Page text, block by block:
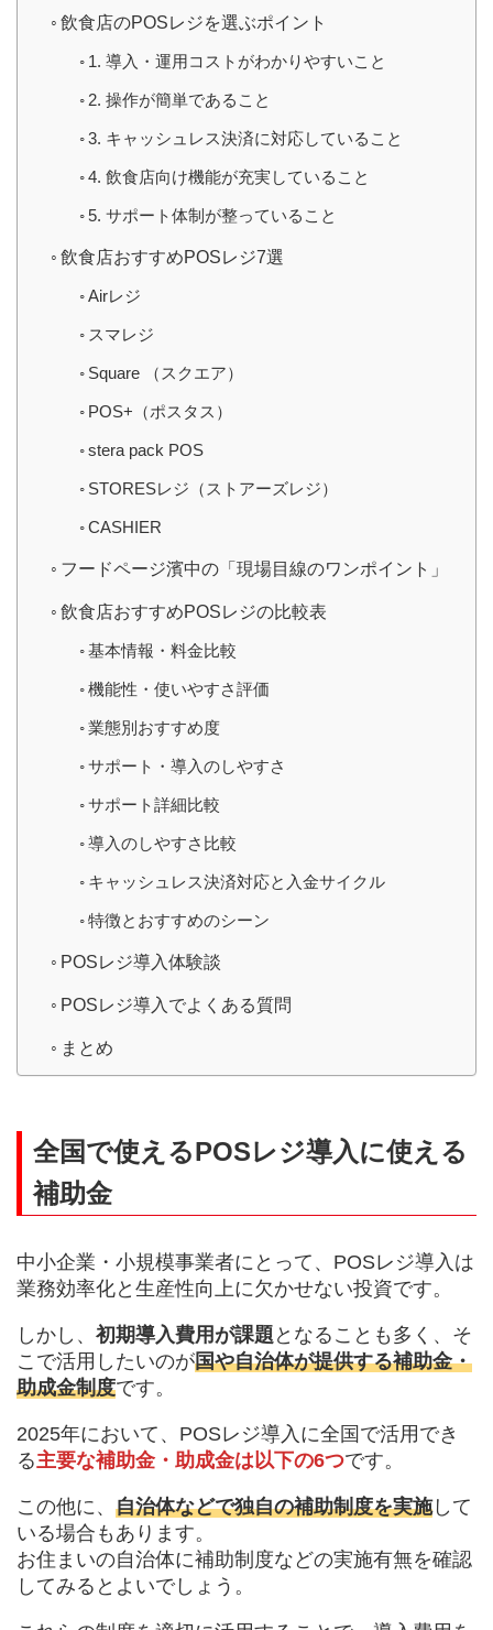
飲食店のPOSレジを選ぶポイント
1. 導入・運用コストがわかりやすいこと
2. 操作が簡単であること
3. キャッシュレス決済に対応していること
4. 飲食店向け機能が充実していること
5. サポート体制が整っていること
飲食店おすすめPOSレジ7選
Airレジ
スマレジ
Square （スクエア）
POS+（ポスタス）
stera pack POS
STORESレジ（ストアーズレジ）
CASHIER
フードページ濱中の「現場目線のワンポイント」
飲食店おすすめPOSレジの比較表
基本情報・料金比較
機能性・使いやすさ評価
業態別おすすめ度
サポート・導入のしやすさ
サポート詳細比較
導入のしやすさ比較
キャッシュレス決済対応と入金サイクル
特徴とおすすめのシーン
POSレジ導入体験談
POSレジ導入でよくある質問
まとめ
全国で使えるPOSレジ導入に使える
補助金
中小企業・小規模事業者にとって、POSレジ導入は
業務効率化と生産性向上に欠かせない投資です。
しかし、 初期導入費用が課題 となることも多く、そ
こで活用したいのが国や自治体が提供する補助金・
助成金制度です。
2025年において、POSレジ導入に全国で活用でき
る主要な補助金・助成金は以下の6つです。
この他に、 自治体などで独自の補助制度を実施して
いる場合もあります。
お住まいの自治体に補助制度などの実施有無を確認
してみるとよいでしょう。